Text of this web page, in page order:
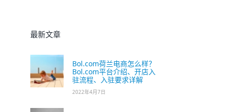
最新文章
Bol.com荷兰电商怎么样？
Bol.com平台介绍、开店入
驻流程、入驻要求详解
2022年4月7日